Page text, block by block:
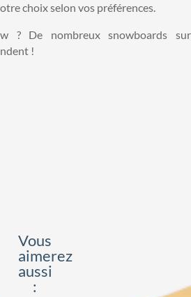
choix selon vos préférences.
? De nombreux snowboards sur
!
Vous
aimerez
aussi
: